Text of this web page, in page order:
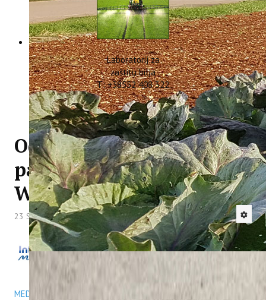
Laboratorij za
zaštitu bilja
T: +38552 408 322
Održani online sastanci
partnera na projektu
WINTER MED
23 Srpanj 2021 Hitova: 3662
Dana 19. i 20. srpnja 2021. godine održani
su online sastanci partnera na projektu
Interreg Med „Winter Islands Network for
all year round Tourism ExpeRience in the
MEDiterranean - WINTER MED“
u organizaciji vodećeg